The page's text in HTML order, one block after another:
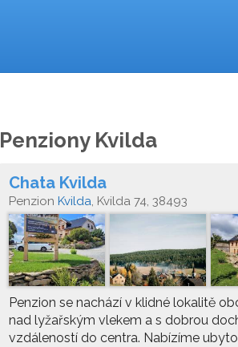
Penziony Kvilda
Chata Kvilda
Penzion Kvilda, Kvilda 74, 38493
Penzion se nachází v klidné lokalitě
nad lyžařským vlekem a s dobrou
vzdáleností do centra. Nabízíme